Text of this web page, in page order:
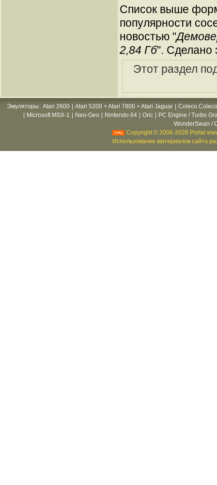
Список выше
популярности
новостью "
2,84 Гб". Сделано
Этот раздел
Эмуляторы : Atari 2600 Atari 5200 + Atari 7800 + Atari Jaguar
Coleco
Microsoft MSX-1 Neo-Geo Nintendo 64 Oric
PC Engine / Turbo
WonderSwan /
Copyright © 2006-2026 Portal
Использование материалов сайта